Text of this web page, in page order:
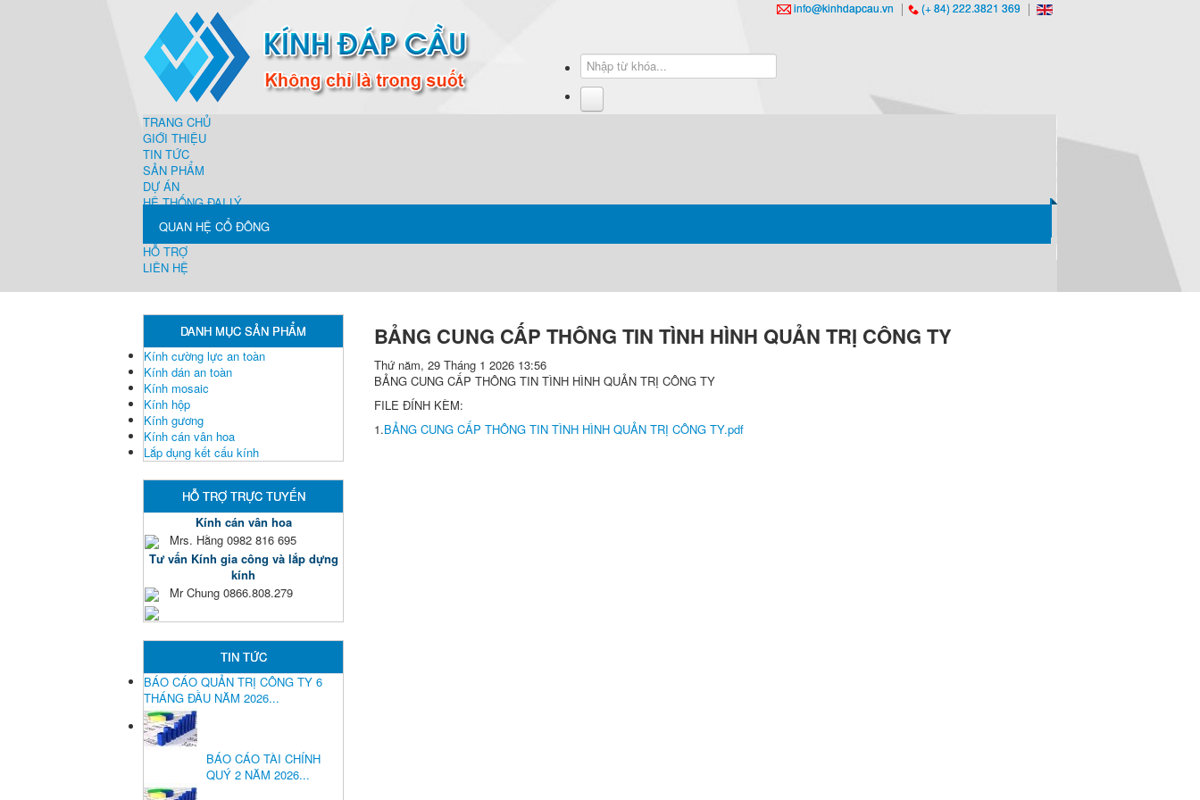
info@kinhdapcau.vn (+ 84) 222.3821 369
TRANG CHỦ
GIỚI THIỆU
TIN TỨC
SẢN PHẨM
DỰ ÁN
HỆ THỐNG ĐẠI LÝ
QUAN HỆ CỔ ĐÔNG
HỖ TRỢ
LIÊN HỆ
DANH MỤC SẢN PHẨM
Kính cường lực an toàn
Kính dán an toàn
Kính mosaic
Kính hộp
Kính gương
Kính cán vân hoa
Lắp dụng kết cấu kính
HỖ TRỢ TRỰC TUYẾN
Kính cán vân hoa
Mrs. Hằng 0982 816 695
Tư vấn Kính gia công và lắp dựng
kính
Mr Chung 0866.808.279
TIN TỨC
BÁO CÁO QUẢN TRỊ CÔNG TY 6
THÁNG ĐẦU NĂM 2026...
BÁO CÁO TÀI CHÍNH
QUÝ 2 NĂM 2026...
BẢNG CUNG CẤP THÔNG TIN TÌNH HÌNH QUẢN TRỊ CÔNG TY
Thứ năm, 29 Tháng 1 2026 13:56
BẢNG CUNG CẤP THÔNG TIN TÌNH HÌNH QUẢN TRỊ CÔNG TY
FILE ĐÍNH KÈM:
1.BẢNG CUNG CẤP THÔNG TIN TÌNH HÌNH QUẢN TRỊ CÔNG TY.pdf